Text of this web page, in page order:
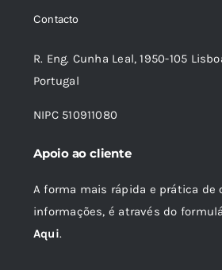
25,12 €.22,61 €.
Contacto
R. Eng. Cunha Leal, 1950-105
Portugal
NIPC 510911080
Apoio ao cliente
A forma mais rápida e prática de
informações, é através do
Aqui.